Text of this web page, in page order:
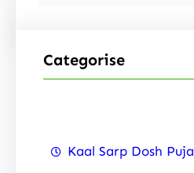
Categorise
Kaal Sarp Dosh Puja